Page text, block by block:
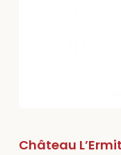
Château